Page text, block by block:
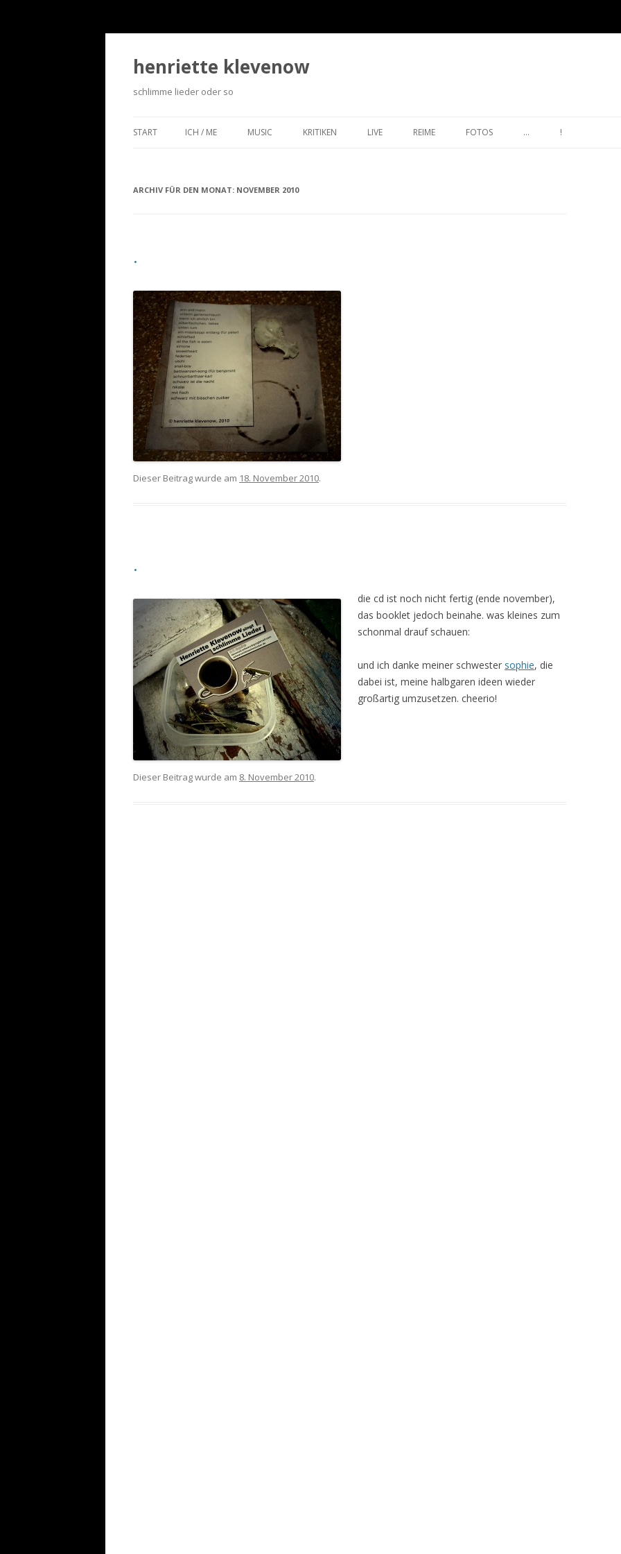
henriette klevenow
schlimme lieder oder so
START ICH / ME MUSIC KRITIKEN LIVE REIME FOTOS … !
ARCHIV FÜR DEN MONAT: NOVEMBER 2010
.
Dieser Beitrag wurde am 18. November 2010.
.
die cd ist noch nicht fertig (ende november),
das booklet jedoch beinahe. was kleines zum
schonmal drauf schauen:
und ich danke meiner schwester sophie, die
dabei ist, meine halbgaren ideen wieder
großartig umzusetzen. cheerio!
Dieser Beitrag wurde am 8. November 2010.